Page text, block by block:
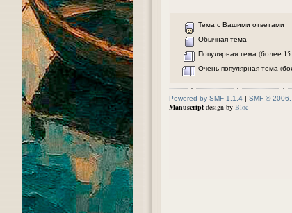
Тема с Вашими ответами
Обычная тема
Популярная тема (более 15
Очень популярная тема
Powered by SMF 1.1.4 | SMF ©
Manuscript design by Bloc